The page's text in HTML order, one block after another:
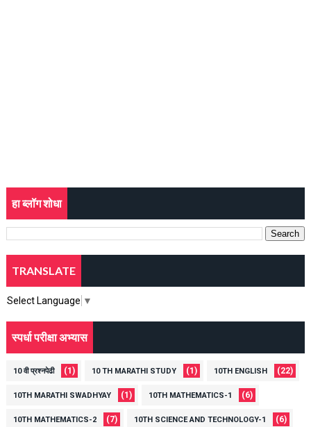
हा ब्लॉग शोधा
TRANSLATE
Select Language ▼
स्पर्धा परीक्षा अभ्यास
10 वी प्रश्नपेढी (1) 10 TH MARATHI STUDY (1) 10TH ENGLISH (22)
10TH MARATHI SWADHYAY (1) 10TH MATHEMATICS-1 (6)
10TH MATHEMATICS-2 (7) 10TH SCIENCE AND TECHNOLOGY-1 (6)